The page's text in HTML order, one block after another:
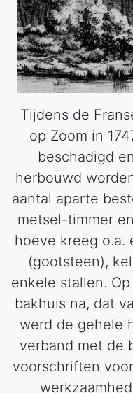
Tijdens de
op Zoom in
beschadigd
herbouwd
aantal aparte
metsel-timmer
hoeve kreeg o.a.
(gootsteen),
enkele stallen.
bakhuis na, dat
werd de gehele
verband met de
voorschriften